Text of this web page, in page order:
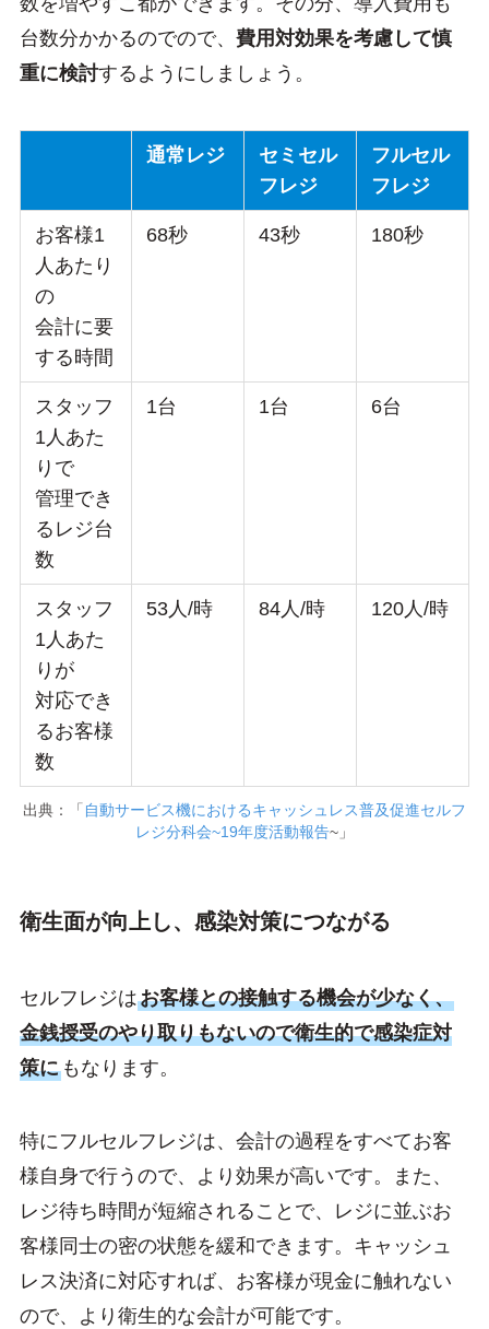
台数分かかるのでので、 費用対効果を考慮して慎
重に検討するようにしましょう。
通常レジ
セミセル
フレジ
フルセル
フレジ
お客様1
人あたり
の
会計に要
する時間
68秒 43秒 180秒
スタッフ
1人あた
りで
管理でき
るレジ台
数
1台 1台 6台
スタッフ
1人あた
りが
対応でき
るお客様
数
53人/時 84人/時 120人/時
出典：「 自動サービス機におけるキャッシュレス普及促進セルフ
レジ分科会~19年度活動報告~」
衛生面が向上し、感染対策につながる
セルフレジはお客様との接触する機会が少なく、
金銭授受のやり取りもないので衛生的で感染症対
策にもなります。
特にフルセルフレジは、会計の過程をすべてお客
様自身で行うので、より効果が高いです。また、
レジ待ち時間が短縮されることで、レジに並ぶお
客様同士の密の状態を緩和できます。キャッシュ
レス決済に対応すれば、お客様が現金に触れない
ので、より衛生的な会計が可能です。